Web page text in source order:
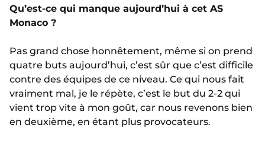
Qu’est-ce qui manque aujourd’hui à cet AS
Monaco ?
Pas grand chose honnêtement, même si on prend
quatre buts aujourd’hui, c’est sûr que c’est difficile
contre des équipes de ce niveau. Ce qui nous fait
vraiment mal, je le répète, c’est le but du 2-2 qui
vient trop vite à mon goût, car nous revenons bien
en deuxième, en étant plus provocateurs.